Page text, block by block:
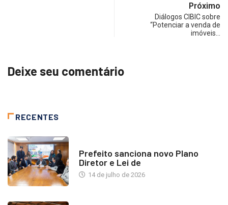
Próximo
Diálogos CIBIC sobre
“Potenciar a venda de
imóveis…
Deixe seu comentário
RECENTES
Prefeito sanciona novo Plano
Diretor e Lei de
14 de julho de 2026